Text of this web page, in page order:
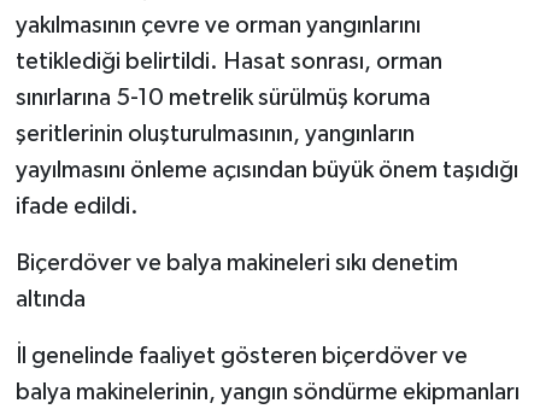
yakılmasının çevre ve orman yangınlarını
tetiklediği belirtildi. Hasat sonrası, orman
sınırlarına 5-10 metrelik sürülmüş koruma
şeritlerinin oluşturulmasının, yangınların
yayılmasını önleme açısından büyük önem taşıdığı
ifade edildi.
Biçerdöver ve balya makineleri sıkı denetim
altında
İl genelinde faaliyet gösteren biçerdöver ve
balya makinelerinin, yangın söndürme ekipmanları